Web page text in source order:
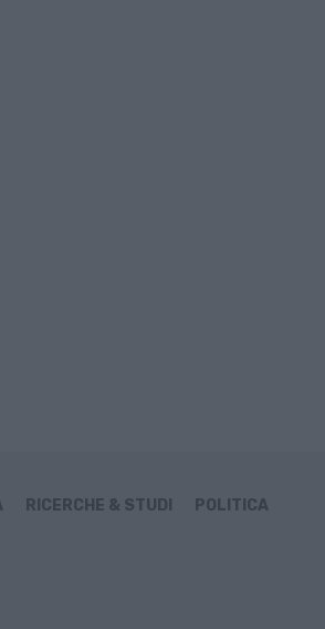
RICERCHE & STUDI
POLITICA